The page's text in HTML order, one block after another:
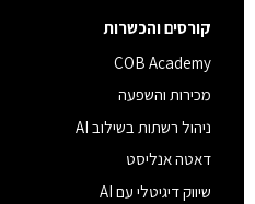
קורסים והכשרות
COB Academy
מכירות והשפעה
ניהול רשתות בשילוב AI
דאטה אנליסט
שיווק דיגיטלי עם AI